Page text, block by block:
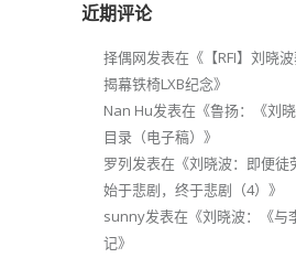
近期评论
择偶网发表在《 【RFI】刘晓
揭幕铁椅LXB纪念》
Nan Hu发表在《鲁扬：《刘
目录（电子稿） 》
罗列发表在《刘晓波：即便
始于悲剧，终于悲剧（4） 》
sunny发表在《刘晓波：《与
记》